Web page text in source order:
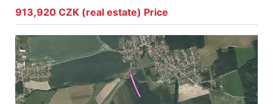
913,920 CZK (real estate) Price